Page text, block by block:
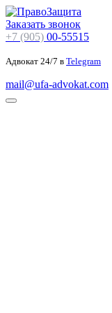
Заказать звонок
+7 (905) 00-55515
Адвокат 24/7 в Telegram
mail@ufa-advokat.com